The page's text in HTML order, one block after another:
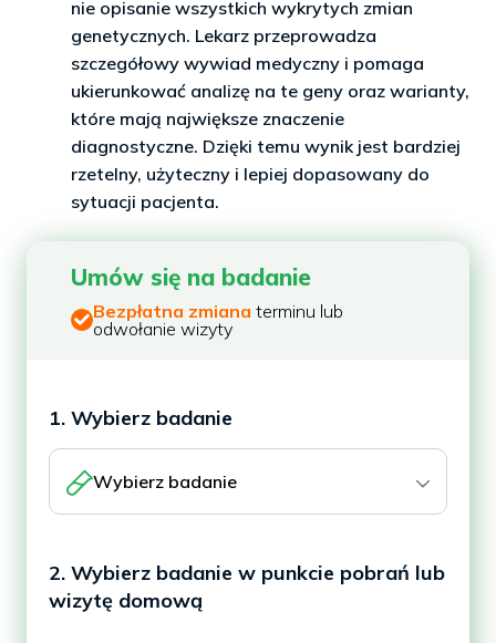
nie opisanie wszystkich wykrytych zmian
genetycznych. Lekarz przeprowadza
szczegółowy wywiad medyczny i pomaga
ukierunkować analizę na te geny oraz warianty,
które mają największe znaczenie
diagnostyczne. Dzięki temu wynik jest bardziej
rzetelny, użyteczny i lepiej dopasowany do
sytuacji pacjenta.
Umów się na badanie
Bezpłatna zmiana terminu lub
odwołanie wizyty
1. Wybierz badanie
Wybierz badanie
2. Wybierz badanie w punkcie pobrań lub
wizytę domową